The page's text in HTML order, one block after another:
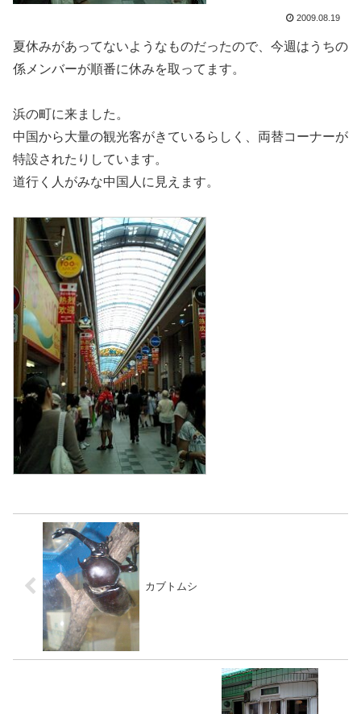
2009.08.19
夏休みがあってないようなものだったので、今週はうちの
係メンバーが順番に休みを取ってます。
浜の町に来ました。
中国から大量の観光客がきているらしく、両替コーナーが
特設されたりしています。
道行く人がみな中国人に見えます。
カブトムシ